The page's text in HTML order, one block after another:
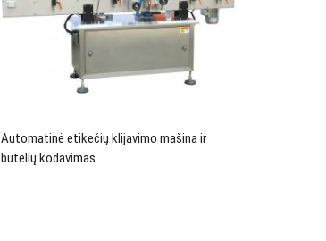
Automatinė etikečių klijavimo mašina ir
butelių kodavimas